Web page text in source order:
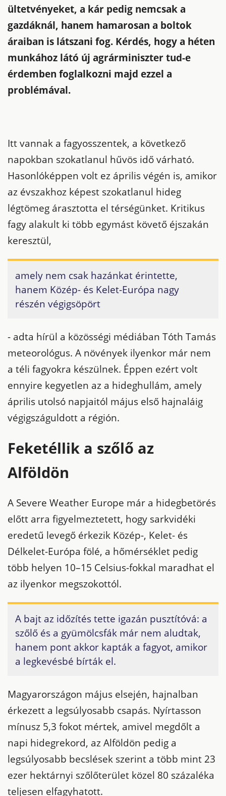
ültetvényeket, a kár pedig nemcsak a
gazdáknál, hanem hamarosan a boltok
áraiban is látszani fog. Kérdés, hogy a héten
munkához látó új agrárminiszter tud-e
érdemben foglalkozni majd ezzel a
problémával.
Itt vannak a fagyosszentek, a következő
napokban szokatlanul hűvös idő várható.
Hasonlóképpen volt ez április végén is, amikor
az évszakhoz képest szokatlanul hideg
légtömeg árasztotta el térségünket. Kritikus
fagy alakult ki több egymást követő éjszakán
keresztül,
amely nem csak hazánkat érintette,
hanem Közép- és Kelet-Európa nagy
részén végigsöpört
- adta hírül a közösségi médiában Tóth Tamás
meteorológus. A növények ilyenkor már nem
a téli fagyokra készülnek. Éppen ezért volt
ennyire kegyetlen az a hideghullám, amely
április utolsó napjaitól május első hajnaláig
végigszáguldott a régión.
Feketéllik a szőlő az
Alföldön
A Severe Weather Europe már a hidegbetörés
előtt arra figyelmeztetett, hogy sarkvidéki
eredetű levegő érkezik Közép-, Kelet- és
Délkelet-Európa fölé, a hőmérséklet pedig
több helyen 10–15 Celsius-fokkal maradhat el
az ilyenkor megszokottól.
A bajt az időzítés tette igazán pusztítóvá: a
szőlő és a gyümölcsfák már nem aludtak,
hanem pont akkor kapták a fagyot, amikor
a legkevésbé bírták el.
Magyarországon május elsején, hajnalban
érkezett a legsúlyosabb csapás. Nyírtasson
mínusz 5,3 fokot mértek, amivel megdőlt a
napi hidegrekord, az Alföldön pedig a
legsúlyosabb becslések szerint a több mint 23
ezer hektárnyi szőlőterület közel 80 százaléka
teljesen elfagyhatott.